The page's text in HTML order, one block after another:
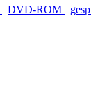
DVD-ROM